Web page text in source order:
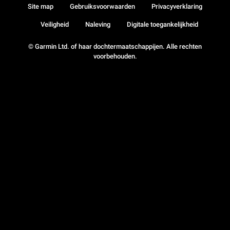
© Garmin Ltd. of haar dochtermaatschappijen. Alle rechten
voorbehouden.
Site map Gebruiksvoorwaarden Privacyverklaring
Veiligheid Naleving Digitale toegankelijkheid